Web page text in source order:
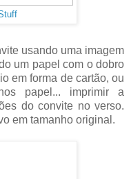
usando uma imagem
um papel com o dobro
em forma de cartão, ou
papel... imprimir a
do convite no verso.
em tamanho original.